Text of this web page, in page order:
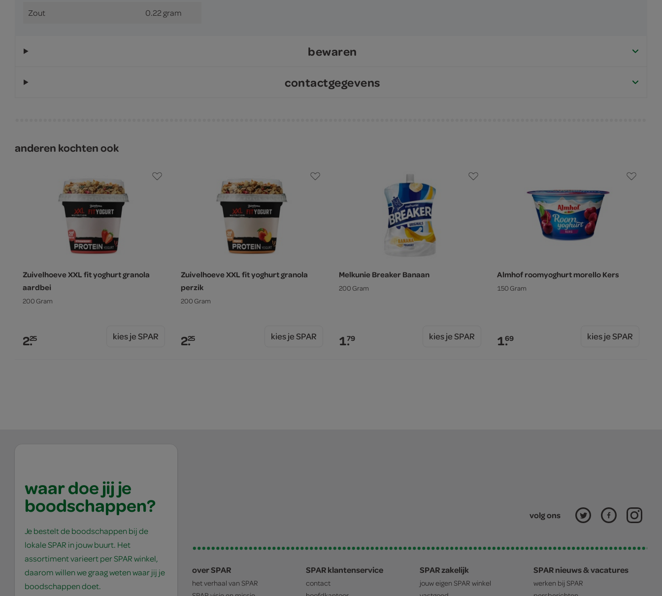
Zout 0.22 gram
bewaren
contactgegevens
anderen kochten ook
Zuivelhoeve XXL fit yoghurt granola
aardbei
200 Gram
2.25 kies je SPAR
Zuivelhoeve XXL fit yoghurt granola
perzik
200 Gram
2.25 kies je SPAR
Melkunie Breaker Banaan
200 Gram
1.79 kies je SPAR
Almhof roomyoghurt morello Kers
150 Gram
1.69 kies je SPAR
waar doe jij je
boodschappen?
Je bestelt de boodschappen bij de
lokale SPAR in jouw buurt. Het
assortiment varieert per SPAR winkel,
daarom willen we graag weten waar jij je
boodschappen doet.
volg ons
over SPAR
het verhaal van SPAR
SPAR klantenservice
contact
SPAR zakelijk
jouw eigen SPAR winkel
SPAR nieuws & vacatures
werken bij SPAR